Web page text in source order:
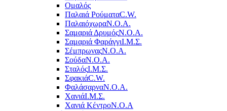
Ομαλός
Παλαιά ΡούματαC.W.
ΠαλαιόχωραΝ.Ο.Α.
Σαμαριά ΔρυμόςΝ.Ο.Α.
Σαμαριά ΦαράγγιΙ.Μ.Σ.
ΣέμπρωναςΝ.Ο.Α.
ΣούδαΝ.Ο.Α.
ΣταλόςΙ.Μ.Σ.
ΣφακιάC.W.
ΦαλάσαρναΝ.Ο.Α.
ΧανιάΙ.Μ.Σ.
Χανιά ΚέντροN.O.A